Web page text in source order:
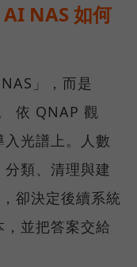
NAS 如何
」，而是
依 QNAP 觀
光譜上。人數
類、清理與建
卻決定後續系統
並把答案交給